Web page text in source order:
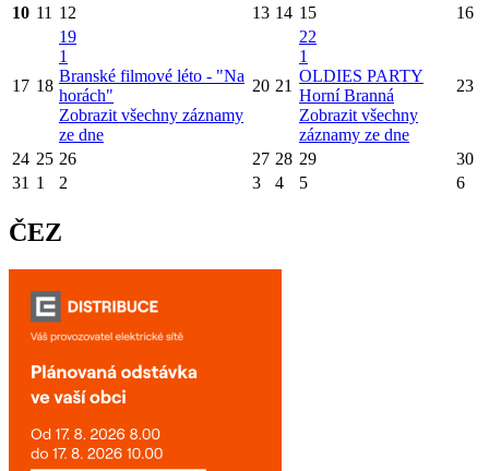
10 11 12 13 14 15 16
17 18
19
1
Branské filmové léto - "Na
horách"
Zobrazit všechny záznamy
ze dne
20 21
22
1
OLDIES PARTY
Horní Branná
Zobrazit všechny
záznamy ze dne
23
24 25 26 27 28 29
30
31 1 2 3 4 5 6
ČEZ